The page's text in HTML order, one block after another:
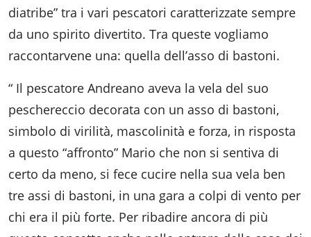
diatribe” tra i vari pescatori caratterizzate sempre
da uno spirito divertito. Tra queste vogliamo
raccontarvene una: quella dell’asso di bastoni.
“ Il pescatore Andreano aveva la vela del suo
peschereccio decorata con un asso di bastoni,
simbolo di virilità, mascolinità e forza, in risposta
a questo “affronto” Mario che non si sentiva di
certo da meno, si fece cucire nella sua vela ben
tre assi di bastoni, in una gara a colpi di vento per
chi era il più forte. Per ribadire ancora di più